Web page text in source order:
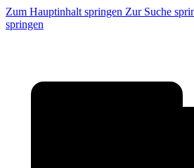
Zum Hauptinhalt springen Zur Suche
springen